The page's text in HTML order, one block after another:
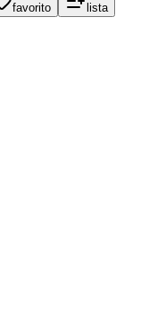
favorito lista